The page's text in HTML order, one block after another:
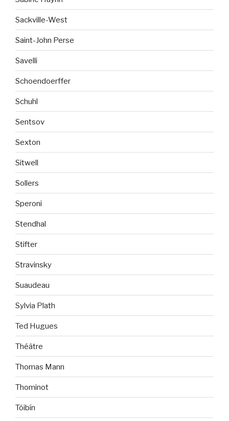
Sackville-West
Saint-John Perse
Savelli
Schoendoerffer
Schuhl
Sentsov
Sexton
Sitwell
Sollers
Speroni
Stendhal
Stifter
Stravinsky
Suaudeau
Sylvia Plath
Ted Hugues
Théâtre
Thomas Mann
Thominot
Tóibín